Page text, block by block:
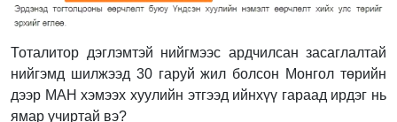
Тоталитор дэглэмтэй нийгмээс ардчилсан засаглалтай
нийгэмд шилжээд 30 гаруй жил болсон Монгол төрийн
дээр МАН хэмээх хуулийн этгээд ийнхүү гараад ирдэг нь
ямар учиртай вэ?